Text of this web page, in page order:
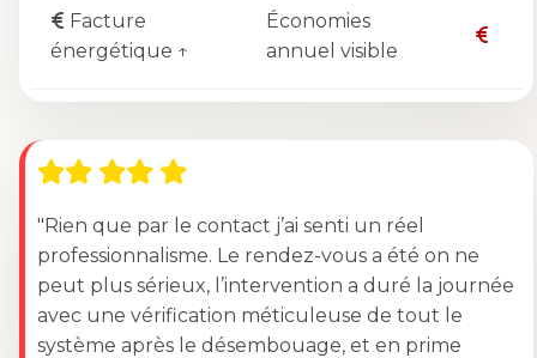
Facture
énergétique ↑
Économies
annuel visible
"Rien que par le contact j’ai senti un réel
professionnalisme. Le rendez-vous a été on ne
peut plus sérieux, l’intervention a duré la journée
avec une vérification méticuleuse de tout le
système après le désembouage, et en prime